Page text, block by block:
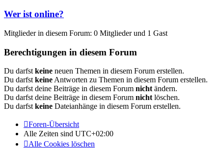
Wer ist online?
Mitglieder in diesem Forum: 0 Mitglieder und 1 Gast
Berechtigungen in diesem Forum
Du darfst keine neuen Themen in diesem Forum erstellen.
Du darfst keine Antworten zu Themen in diesem Forum erstellen.
Du darfst deine Beiträge in diesem Forum nicht ändern.
Du darfst deine Beiträge in diesem Forum nicht löschen.
Du darfst keine Dateianhänge in diesem Forum erstellen.
Foren-Übersicht
Alle Zeiten sind UTC+02:00
Alle Cookies löschen